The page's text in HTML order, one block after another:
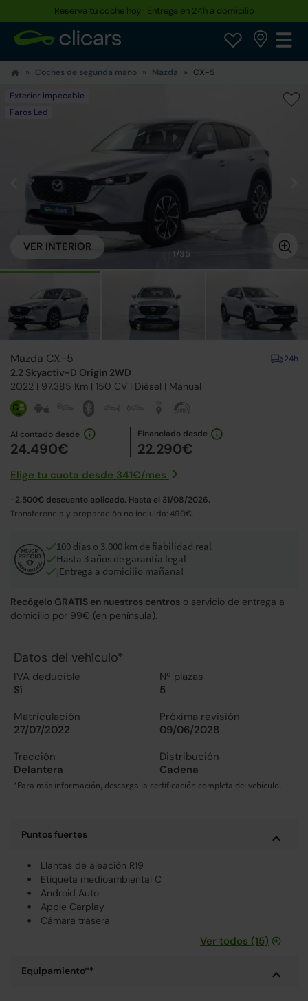
Reserva tu coche hoy · Entrega en 24h a domicilio
Coches de segunda mano Mazda CX-5
Exterior impecable
Faros Led
VER INTERIOR
1/35
Mazda CX-5
2.2 Skyactiv-D Origin 2WD
2022 | 97.385 Km | 150 CV | Diésel | Manual
24h
Al contado desde
24.490€
Financiado desde
22.290€
Elige tu cuota desde 341€/mes
-2.500€ descuento aplicado. Hasta el 31/08/2026.
Transferencia y preparación no incluida: 490€.
100 días o 3.000 km de fiabilidad real
Hasta 3 años de garantía legal
¡Entrega a domicilio mañana!
Recógelo GRATIS en nuestros centros o servicio de entrega a
domicilio por 99€ (en península).
Datos del vehículo*
IVA deducible
Sí
Nº plazas
5
Matriculación
27/07/2022
Próxima revisión
09/06/2028
Tracción
Delantera
Distribución
Cadena
*Para más información, descarga la certificación completa del vehículo.
Puntos fuertes
Llantas de aleación R19
Etiqueta medioambiental C
Android Auto
Apple Carplay
Cámara trasera
Ver todos (15)
Equipamiento**